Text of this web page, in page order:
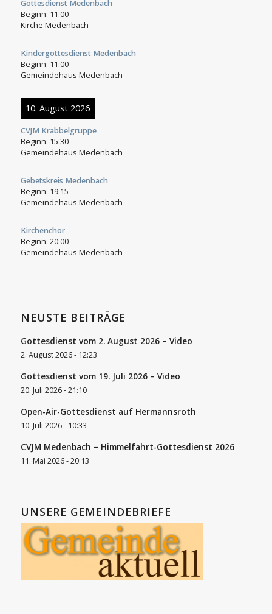
Gottesdienst Medenbach
Beginn: 11:00
Kirche Medenbach
Kindergottesdienst Medenbach
Beginn: 11:00
Gemeindehaus Medenbach
10. August 2026
CVJM Krabbelgruppe
Beginn: 15:30
Gemeindehaus Medenbach
Gebetskreis Medenbach
Beginn: 19:15
Gemeindehaus Medenbach
Kirchenchor
Beginn: 20:00
Gemeindehaus Medenbach
NEUSTE BEITRÄGE
Gottesdienst vom 2. August 2026 – Video
2. August 2026 - 12:23
Gottesdienst vom 19. Juli 2026 – Video
20. Juli 2026 - 21:10
Open-Air-Gottesdienst auf Hermannsroth
10. Juli 2026 - 10:33
CVJM Medenbach – Himmelfahrt-Gottesdienst 2026
11. Mai 2026 - 20:13
UNSERE GEMEINDEBRIEFE